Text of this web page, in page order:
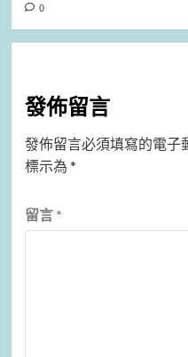
0
發佈留言
發佈留言必須填寫的電子
標示為 *
留言 *